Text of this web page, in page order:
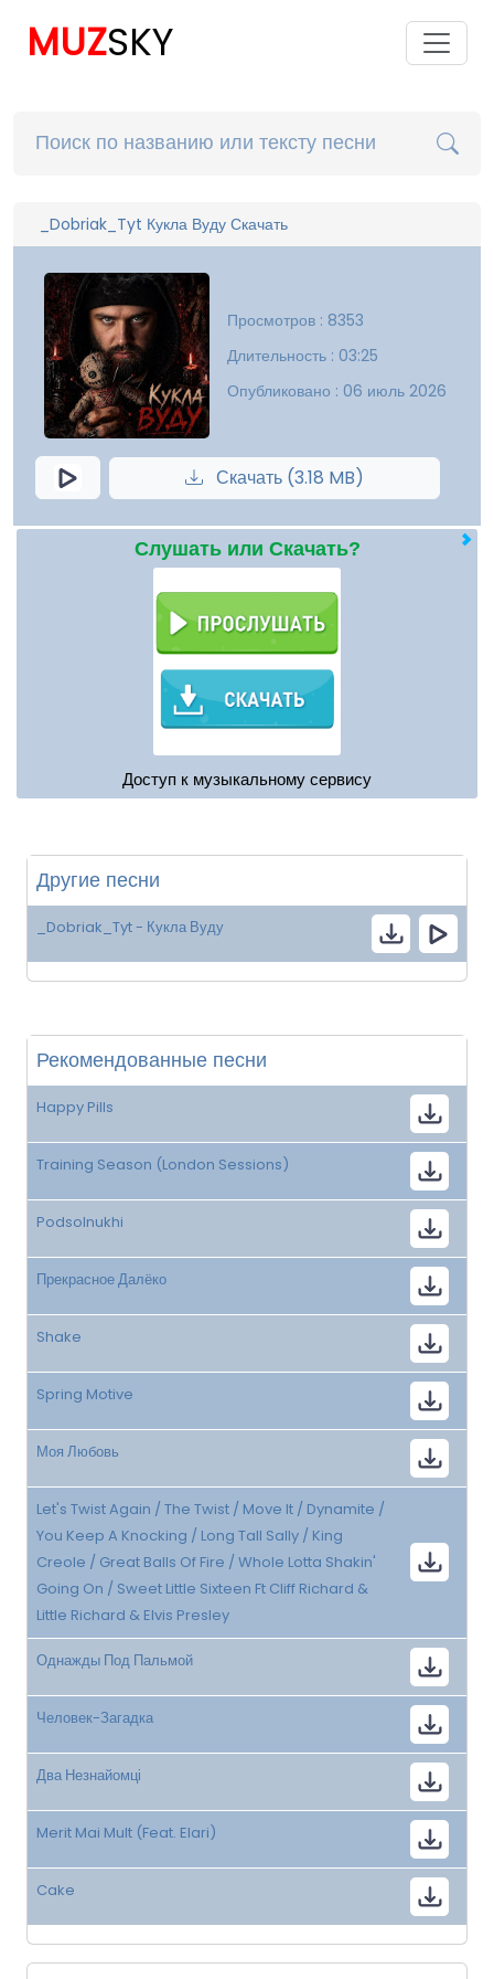
MUZSKY
_Dobriak_Tyt Кукла Вуду Скачать
Просмотров : 8353
Длительность : 03:25
Опубликовано : 06 июль 2026
Скачать (3.18 MB)
Слушать или Скачать?
Доступ к музыкальному сервису
Другие песни
_Dobriak_Tyt - Кукла Вуду
Рекомендованные песни
Happy Pills
Training Season (London Sessions)
Podsolnukhi
Прекрасное Далёко
Shake
Spring Motive
Моя Любовь
Let's Twist Again / The Twist / Move It / Dynamite /
You Keep A Knocking / Long Tall Sally / King
Creole / Great Balls Of Fire / Whole Lotta Shakin'
Going On / Sweet Little Sixteen Ft Cliff Richard &
Little Richard & Elvis Presley
Однажды Под Пальмой
Человек-Загадка
Два Незнайомці
Merit Mai Mult (Feat. Elari)
Cake